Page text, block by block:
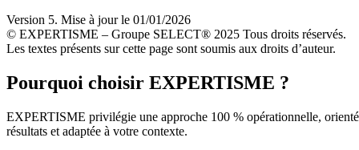
Version 5. Mise à jour le 01/01/2026
© EXPERTISME – Groupe SELECT® 2025 Tous droits réservés.
Les textes présents sur cette page sont soumis aux droits d’auteur.
Pourquoi choisir EXPERTISME ?
EXPERTISME privilégie une approche 100 % opérationnelle,
résultats et adaptée à votre contexte.